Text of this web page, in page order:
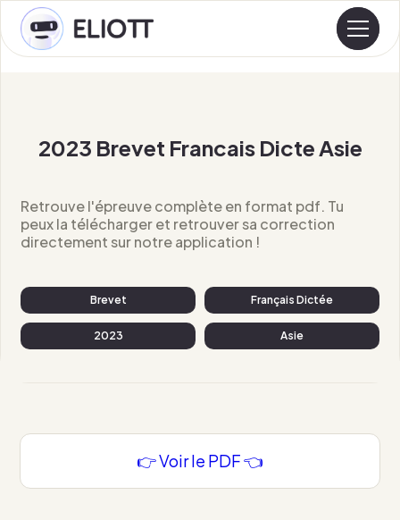
2023 Brevet Francais Dicte Asie
Retrouve l'épreuve complète en format pdf. Tu
peux la télécharger et retrouver sa correction
directement sur notre application !
Brevet Français Dictée
2023 Asie
👉 Voir le PDF 👈